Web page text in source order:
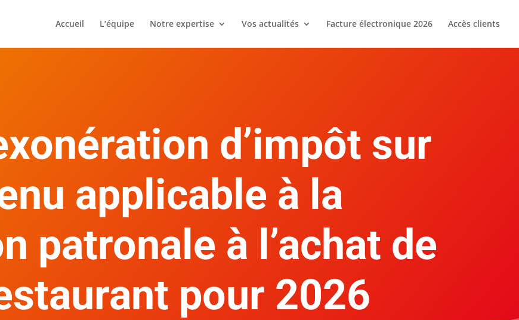
Accueil L’équipe Notre expertise Vos actualités Facture électronique 2026 Accès clients
d’impôt sur
applicable à la
patronale à l’achat de
pour 2026